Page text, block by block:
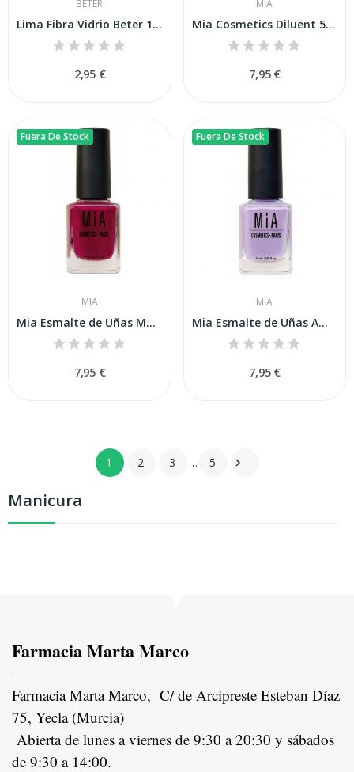
Manicura
BETER
Lima Fibra Vidrio Beter 17,5 Cm
2,95 €
MIA
Mia Cosmetics Diluent 5ml
7,95 €
Fuera De Stock
MIA
Mia Esmalte de Uñas Magenta 11ml
7,95 €
Fuera De Stock
MIA
Mia Esmalte de Uñas Ametyst 11ml
7,95 €
1 2 3 … 5 
Farmacia Marta Marco
Farmacia Marta Marco, C/ de Arcipreste Esteban Díaz
75, Yecla (Murcia)
Abierta de lunes a viernes de 9:30 a 20:30 y sábados
de 9:30 a 14:00.